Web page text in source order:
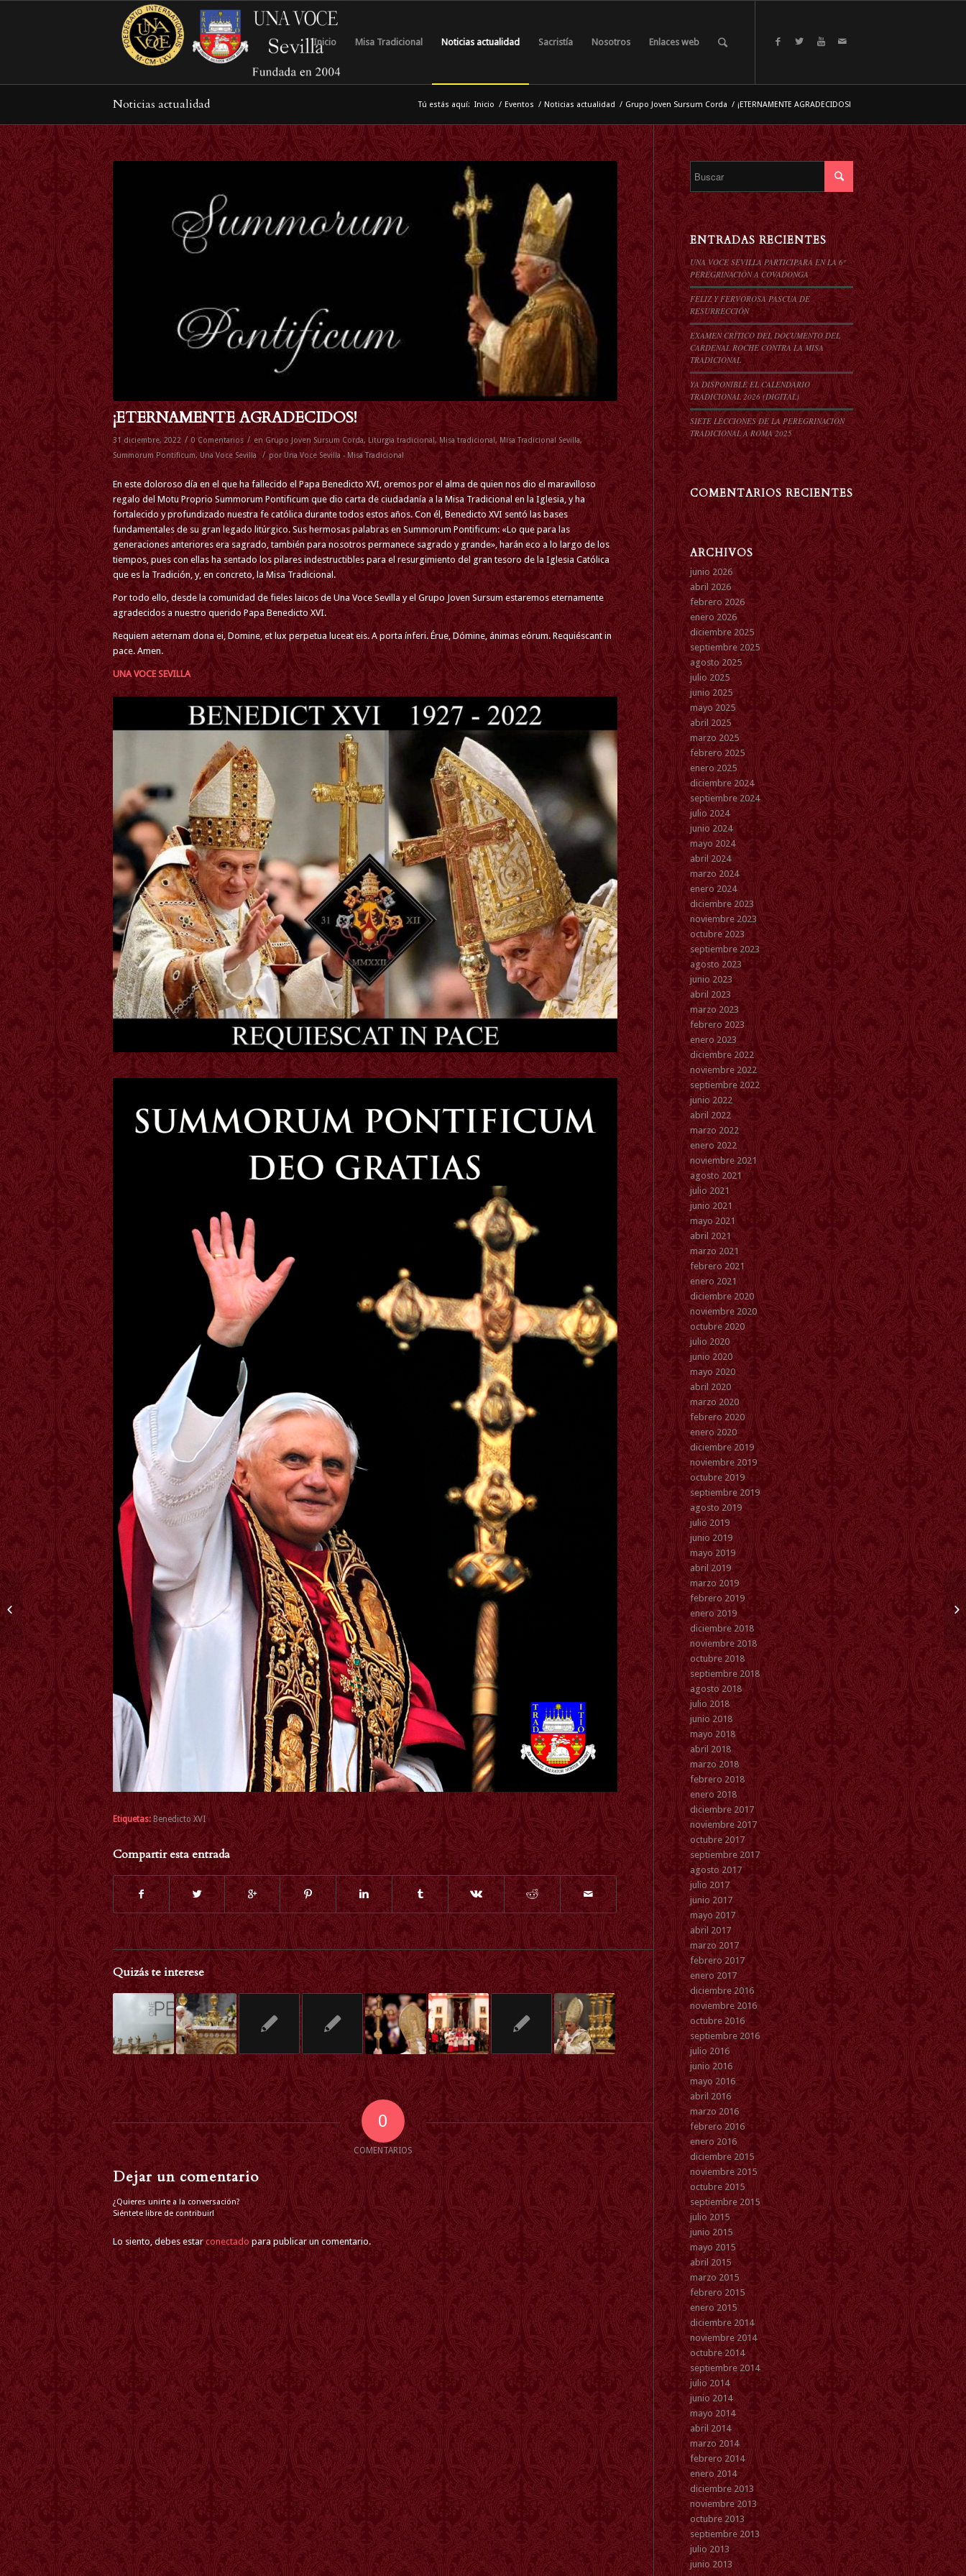
Inicio Misa Tradicional Noticias actualidad Sacristía Nosotros Enlaces web
Noticias actualidad Tú estás aquí: Inicio / Eventos / Noticias actualidad / Grupo Joven Sursum Corda / ¡ETERNAMENTE AGRADECIDOS!
¡ETERNAMENTE AGRADECIDOS!
31 diciembre, 2022 / 0 Comentarios / en Grupo Joven Sursum Corda, Liturgia tradicional , Misa tradicional , Misa Tradicional Sevilla,
Summorum Pontificum, Una Voce Sevilla / por Una Voce Sevilla - Misa Tradicional
En este doloroso día en el que ha fallecido el Papa Benedicto XVI, oremos por el alma de quien nos dio el maravilloso
regalo del Motu Proprio Summorum Pontificum que dio carta de ciudadanía a la Misa Tradicional en la Iglesia, y ha
fortalecido y profundizado nuestra fe católica durante todos estos años. Con él, Benedicto XVI sentó las bases
fundamentales de su gran legado litúrgico. Sus hermosas palabras en Summorum Pontificum: «Lo que para las
generaciones anteriores era sagrado, también para nosotros permanece sagrado y grande», harán eco a lo largo de los
tiempos, pues con ellas ha sentado los pilares indestructibles para el resurgimiento del gran tesoro de la Iglesia Católica
que es la Tradición, y, en concreto, la Misa Tradicional.
Por todo ello, desde la comunidad de fieles laicos de Una Voce Sevilla y el Grupo Joven Sursum estaremos eternamente
agradecidos a nuestro querido Papa Benedicto XVI.
Requiem aeternam dona ei, Domine, et lux perpetua luceat eis. A porta ínferi. Érue, Dómine, ánimas eórum. Requiéscant in
pace. Amen.
UNA VOCE SEVILLA
Etiquetas: Benedicto XVI
Compartir esta entrada
Quizás te interese
0
COMENTARIOS
Dejar un comentario
¿Quieres unirte a la conversación?
Siéntete libre de contribuir!
Lo siento, debes estar conectadopara publicar un comentario.
ENTRADAS RECIENTES
UNA VOCE SEVILLA PARTICIPARÁ EN LA 6º
PEREGRINACIÓN A COVADONGA
FELIZ Y FERVOROSA PASCUA DE
RESURRECCIÓN
EXAMEN CRÍTICO DEL DOCUMENTO DEL
CARDENAL ROCHE CONTRA LA MISA
TRADICIONAL
YA DISPONIBLE EL CALENDARIO
TRADICIONAL 2026 (DIGITAL)
SIETE LECCIONES DE LA PEREGRINACIÓN
TRADICIONAL A ROMA 2025
COMENTARIOS RECIENTES
ARCHIVOS
junio 2026
abril 2026
febrero 2026
enero 2026
diciembre 2025
septiembre 2025
agosto 2025
julio 2025
junio 2025
mayo 2025
abril 2025
marzo 2025
febrero 2025
enero 2025
diciembre 2024
septiembre 2024
julio 2024
junio 2024
mayo 2024
abril 2024
marzo 2024
enero 2024
diciembre 2023
noviembre 2023
octubre 2023
septiembre 2023
agosto 2023
junio 2023
abril 2023
marzo 2023
febrero 2023
enero 2023
diciembre 2022
noviembre 2022
septiembre 2022
junio 2022
abril 2022
marzo 2022
enero 2022
noviembre 2021
agosto 2021
julio 2021
junio 2021
mayo 2021
abril 2021
marzo 2021
febrero 2021
enero 2021
diciembre 2020
noviembre 2020
octubre 2020
julio 2020
junio 2020
mayo 2020
abril 2020
marzo 2020
febrero 2020
enero 2020
diciembre 2019
noviembre 2019
octubre 2019
septiembre 2019
agosto 2019
julio 2019
junio 2019
mayo 2019
abril 2019
marzo 2019
febrero 2019
enero 2019
diciembre 2018
noviembre 2018
octubre 2018
septiembre 2018
agosto 2018
julio 2018
junio 2018
mayo 2018
abril 2018
marzo 2018
febrero 2018
enero 2018
diciembre 2017
noviembre 2017
octubre 2017
septiembre 2017
agosto 2017
julio 2017
junio 2017
mayo 2017
abril 2017
marzo 2017
febrero 2017
enero 2017
diciembre 2016
noviembre 2016
octubre 2016
septiembre 2016
julio 2016
junio 2016
mayo 2016
abril 2016
marzo 2016
febrero 2016
enero 2016
diciembre 2015
noviembre 2015
octubre 2015
septiembre 2015
julio 2015
junio 2015
mayo 2015
abril 2015
marzo 2015
febrero 2015
enero 2015
diciembre 2014
noviembre 2014
octubre 2014
septiembre 2014
julio 2014
junio 2014
mayo 2014
abril 2014
marzo 2014
febrero 2014
enero 2014
diciembre 2013
noviembre 2013
octubre 2013
septiembre 2013
julio 2013
junio 2013
FALLECE EL PAPA
BENEDICTO XVI, EL
MAGNO. TESTAMENTO
ESPIRITUAL